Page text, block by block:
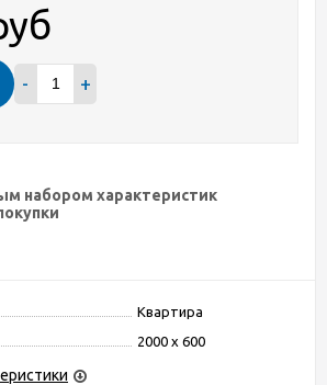
- +
набором характеристик
Квартира
2000 х 600